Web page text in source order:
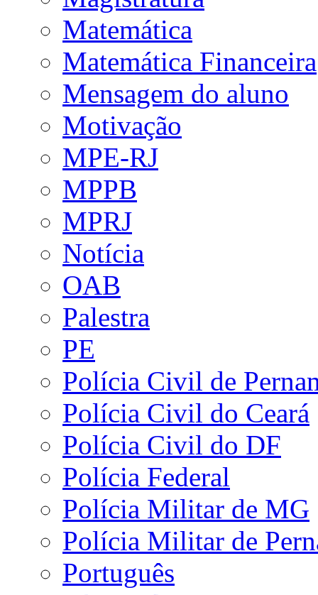
Matemática
Matemática Financeira
Mensagem do aluno
Motivação
MPE-RJ
MPPB
MPRJ
Notícia
OAB
Palestra
PE
Polícia Civil de
Polícia Civil do Ceará
Polícia Civil do DF
Polícia Federal
Polícia Militar de MG
Polícia Militar de
Português